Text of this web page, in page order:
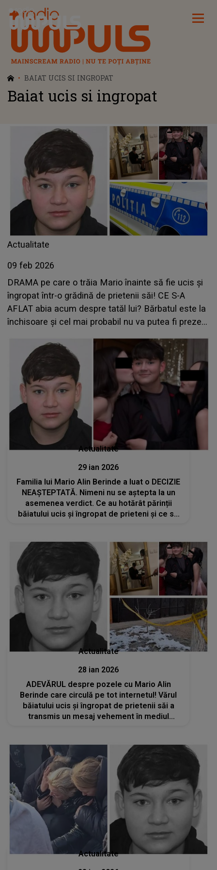
Radio Impuls
BAIAT UCIS SI INGROPAT
Baiat ucis si ingropat
Actualitate
09 feb 2026
DRAMA pe care o trăia Mario înainte să fie ucis și
îngropat într-o grădină de prietenii săi! CE S-A
AFLAT abia acum despre tatăl lui? Bărbatul este la
închisoare și cel mai probabil nu va putea fi prezent
Actualitate
29 ian 2026
Familia lui Mario Alin Berinde a luat o DECIZIE
NEAȘTEPTATĂ. Nimeni nu se aştepta la un
asemenea verdict. Ce au hotărât părinții
băiatului ucis și îngropat de prieteni și ce se
Actualitate
28 ian 2026
ADEVĂRUL despre pozele cu Mario Alin
Berinde care circulă pe tot internetul! Vărul
băiatului ucis și îngropat de prietenii săi a
transmis un mesaj vehement în mediul
Actualitate